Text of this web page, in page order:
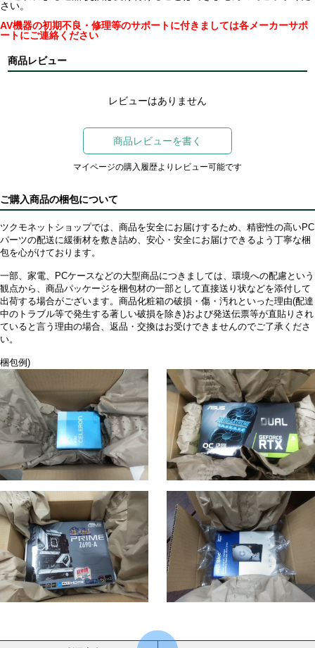
さい。
AV機器の初期不良・修理等のサポートに付きましては各メーカーサポ
ートにご連絡ください
商品レビュー
レビューはありません
商品レビューを書く
マイページの購入履歴よりレビュー可能です
ご購入商品の梱包について
ツクモネットショップでは、商品を安全にお届けするため、精密性の高いPC
パーツの配送に緩衝材を敷き詰め、安心・安全にお届けできるよう丁寧な梱
包を心がけております。
一部、家電、PCケースなどの大型商品につきましては、環境への配慮という
観点から、商品パッケージを梱包材の一部として直接送り状などを添付して
出荷する場合がございます。商品化粧箱の破損・傷・汚れといった理由(配達
中のトラブル等で発生する著しい破損を除き)および発送伝票等が直貼りされ
ていると言う理由の場合、返品・交換はお受けできませんのでご了承くださ
い。
梱包例)